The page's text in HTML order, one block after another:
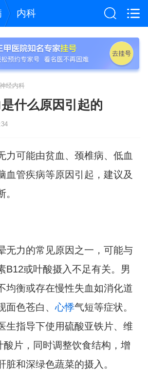
内科
神经内科
什么原因引起的
力可能由贫血、颈椎病、低血
血管疾病等原因引起，建议及
无力的常见原因之一，可能与
B12或叶酸摄入不足有关。男
均衡或存在慢性失血如消化道
面色苍白、心悸气短等症状。
生指导下使用硫酸亚铁片、维
酸片，同时调整饮食结构，增
脏和深绿色蔬菜的摄入。